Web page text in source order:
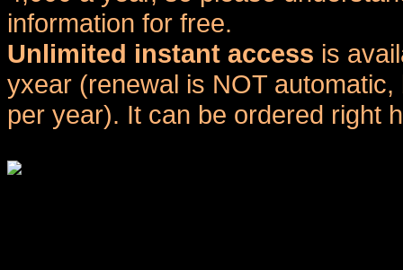
information for free.
Unlimited instant access is
yxear (renewal is NOT
per year). It can be ordered right